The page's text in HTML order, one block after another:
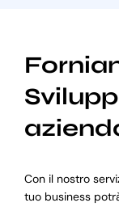
Con il nostro
tuo business